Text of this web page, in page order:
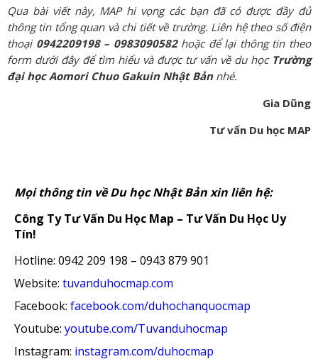
Qua bài viết này, MAP hi vọng các bạn đã có được đầy đủ
thông tin tổng quan và chi tiết về trường. Liên hệ theo số điện
thoại 0942209198 – 0983090582hoặc để lại thông tin theo
form dưới đây để tìm hiểu và được tư vấn về du học Trường
đại học Aomori Chuo Gakuin Nhật Bảnnhé.
Gia Dũng
Tư vấn Du học MAP
Mọi thông tin về Du học Nhật Bản xin liên hệ:
Công Ty Tư Vấn Du Học Map – Tư Vấn Du Học Uy
Tín!
Hotline: 0942 209 198 – 0943 879 901
Website: tuvanduhocmap.com
Facebook: facebook.com/duhochanquocmap
Youtube: youtube.com/Tuvanduhocmap
Instagram: instagram.com/duhocmap